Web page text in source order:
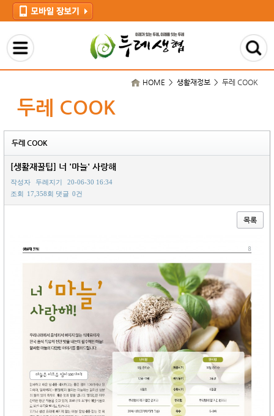
두레 COOK
HOME > 생활재정보 > 두레 COOK
두레 COOK
[생활재꿀팁] 너 '마늘' 사랑해
작성자 두레지기
20-06-30 16:34
조회 17,358회 댓글 0건
목록